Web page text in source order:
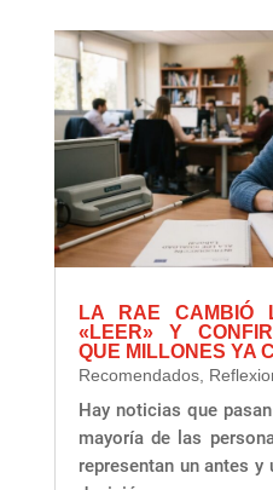
LA RAE CAMBIÓ
«LEER» Y
QUE MILLONES YA
Recomendados,
Hay noticias que
mayoría de las
representan un antes y